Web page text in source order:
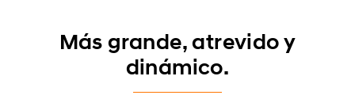
Más grande, atrevido y
dinámico.